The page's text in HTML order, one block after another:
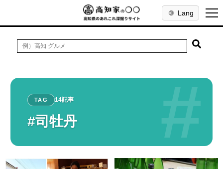
Lang
#
TAG 14記事
#司牡丹